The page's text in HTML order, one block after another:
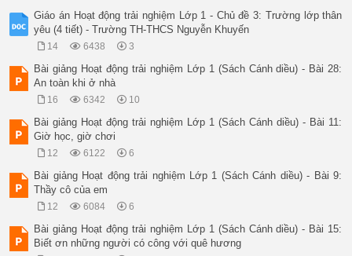
Giáo án Hoạt động trải nghiệm Lớp 1 - Chủ đề 3: Trường lớp thân
yêu (4 tiết) - Trường TH-THCS Nguyễn Khuyến
14 6438 3
Bài giảng Hoạt động trải nghiệm Lớp 1 (Sách Cánh diều) - Bài 28:
An toàn khi ở nhà
16 6342 10
Bài giảng Hoạt động trải nghiệm Lớp 1 (Sách Cánh diều) - Bài 11:
Giờ học, giờ chơi
12 6122 6
Bài giảng Hoạt động trải nghiệm Lớp 1 (Sách Cánh diều) - Bài 9:
Thầy cô của em
12 6084 6
Bài giảng Hoạt động trải nghiệm Lớp 1 (Sách Cánh diều) - Bài 15:
Biết ơn những người có công với quê hương